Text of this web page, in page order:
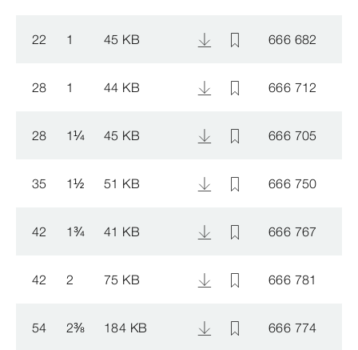
22 1 45 KB 666 682
28 1 44 KB 666 712
28 1¼ 45 KB 666 705
35 1½ 51 KB 666 750
42 1¾ 41 KB 666 767
42 2 75 KB 666 781
54 2⅜ 184 KB 666 774